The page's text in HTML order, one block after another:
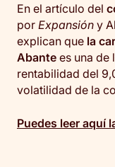
En el artículo del
por Expansión y
explican que la
Abante es una de
rentabilidad del
volatilidad de la
Puedes leer aquí